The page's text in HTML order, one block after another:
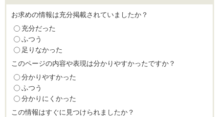
お求めの情報は充分掲載されていましたか？
充分だった
ふつう
足りなかった
このページの内容や表現は分かりやすかったですか？
分かりやすかった
ふつう
分かりにくかった
この情報はすぐに見つけられましたか？